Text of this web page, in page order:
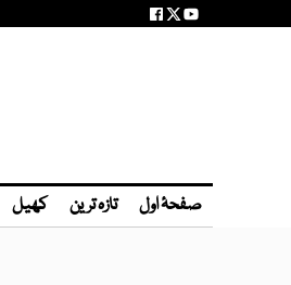
صفحۂ اول تازہ ترین کھیل